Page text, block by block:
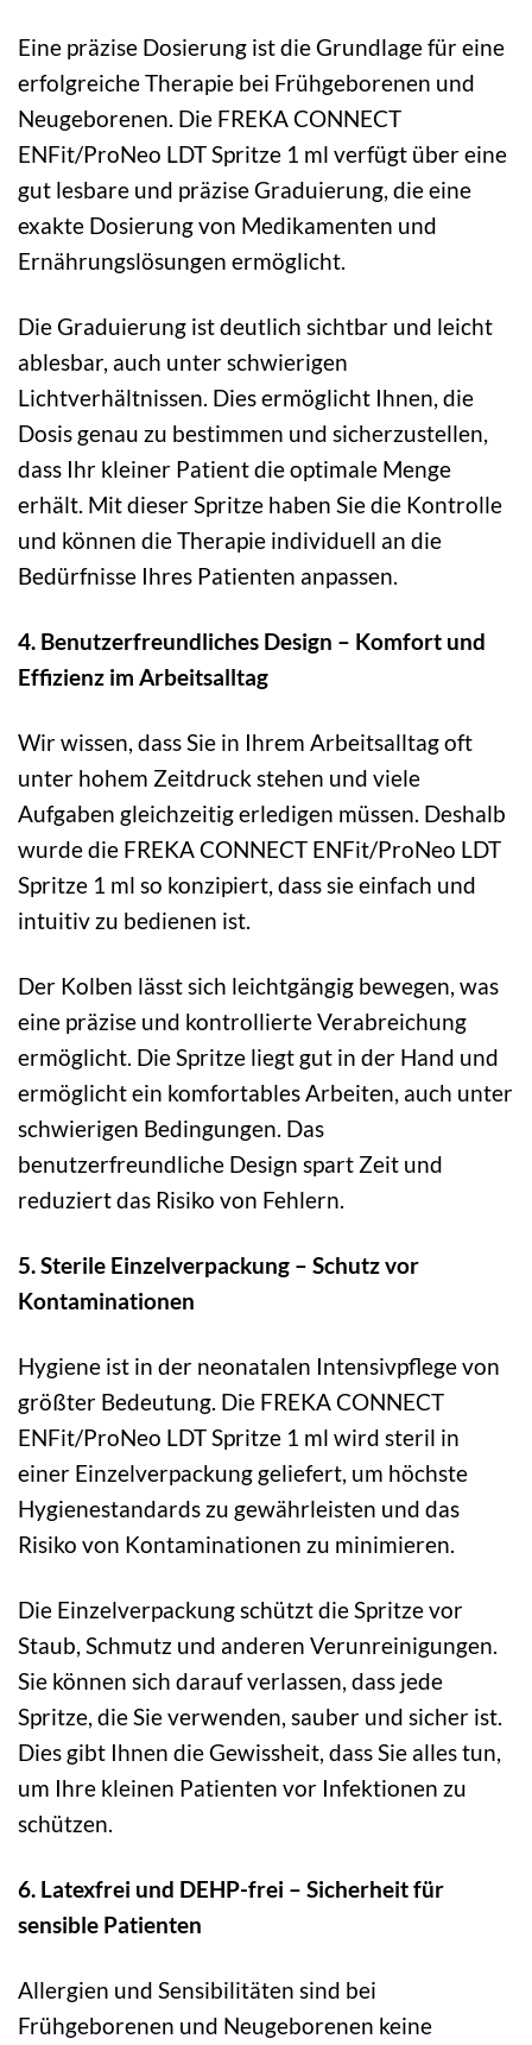
Eine präzise Dosierung ist die Grundlage für eine
erfolgreiche Therapie bei Frühgeborenen und
Neugeborenen. Die FREKA CONNECT
ENFit/ProNeo LDT Spritze 1 ml verfügt über eine
gut lesbare und präzise Graduierung, die eine
exakte Dosierung von Medikamenten und
Ernährungslösungen ermöglicht.
Die Graduierung ist deutlich sichtbar und leicht
ablesbar, auch unter schwierigen
Lichtverhältnissen. Dies ermöglicht Ihnen, die
Dosis genau zu bestimmen und sicherzustellen,
dass Ihr kleiner Patient die optimale Menge
erhält. Mit dieser Spritze haben Sie die Kontrolle
und können die Therapie individuell an die
Bedürfnisse Ihres Patienten anpassen.
4. Benutzerfreundliches Design – Komfort und
Effizienz im Arbeitsalltag
Wir wissen, dass Sie in Ihrem Arbeitsalltag oft
unter hohem Zeitdruck stehen und viele
Aufgaben gleichzeitig erledigen müssen. Deshalb
wurde die FREKA CONNECT ENFit/ProNeo LDT
Spritze 1 ml so konzipiert, dass sie einfach und
intuitiv zu bedienen ist.
Der Kolben lässt sich leichtgängig bewegen, was
eine präzise und kontrollierte Verabreichung
ermöglicht. Die Spritze liegt gut in der Hand und
ermöglicht ein komfortables Arbeiten, auch unter
schwierigen Bedingungen. Das
benutzerfreundliche Design spart Zeit und
reduziert das Risiko von Fehlern.
5. Sterile Einzelverpackung – Schutz vor
Kontaminationen
Hygiene ist in der neonatalen Intensivpflege von
größter Bedeutung. Die FREKA CONNECT
ENFit/ProNeo LDT Spritze 1 ml wird steril in
einer Einzelverpackung geliefert, um höchste
Hygienestandards zu gewährleisten und das
Risiko von Kontaminationen zu minimieren.
Die Einzelverpackung schützt die Spritze vor
Staub, Schmutz und anderen Verunreinigungen.
Sie können sich darauf verlassen, dass jede
Spritze, die Sie verwenden, sauber und sicher ist.
Dies gibt Ihnen die Gewissheit, dass Sie alles tun,
um Ihre kleinen Patienten vor Infektionen zu
schützen.
6. Latexfrei und DEHP-frei – Sicherheit für
sensible Patienten
Allergien und Sensibilitäten sind bei
Frühgeborenen und Neugeborenen keine